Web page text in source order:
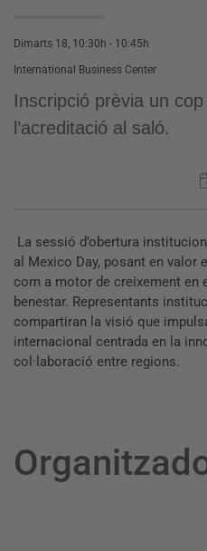
Dimarts 18, 10:30h - 10:45h
International Business Center
Inscripció prèvia un
l’acreditació al saló.
La sessió d’obertura
al Mexico Day, posant en valor
com a motor de creixement en
benestar. Representants
compartiran la visió que
internacional centrada en la
col·laboració entre regions.